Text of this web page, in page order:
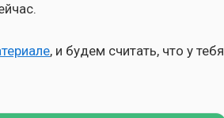
, и будем счи­тать, что у тебя